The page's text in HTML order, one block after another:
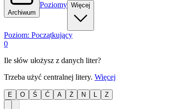
Archiwum
Poziomy Więcej
Poziom: Początkujący
0
Ile słów ułożysz z danych liter?
Trzeba użyć centralnej litery. Więcej
E O Ś Ć A Ż N L Z